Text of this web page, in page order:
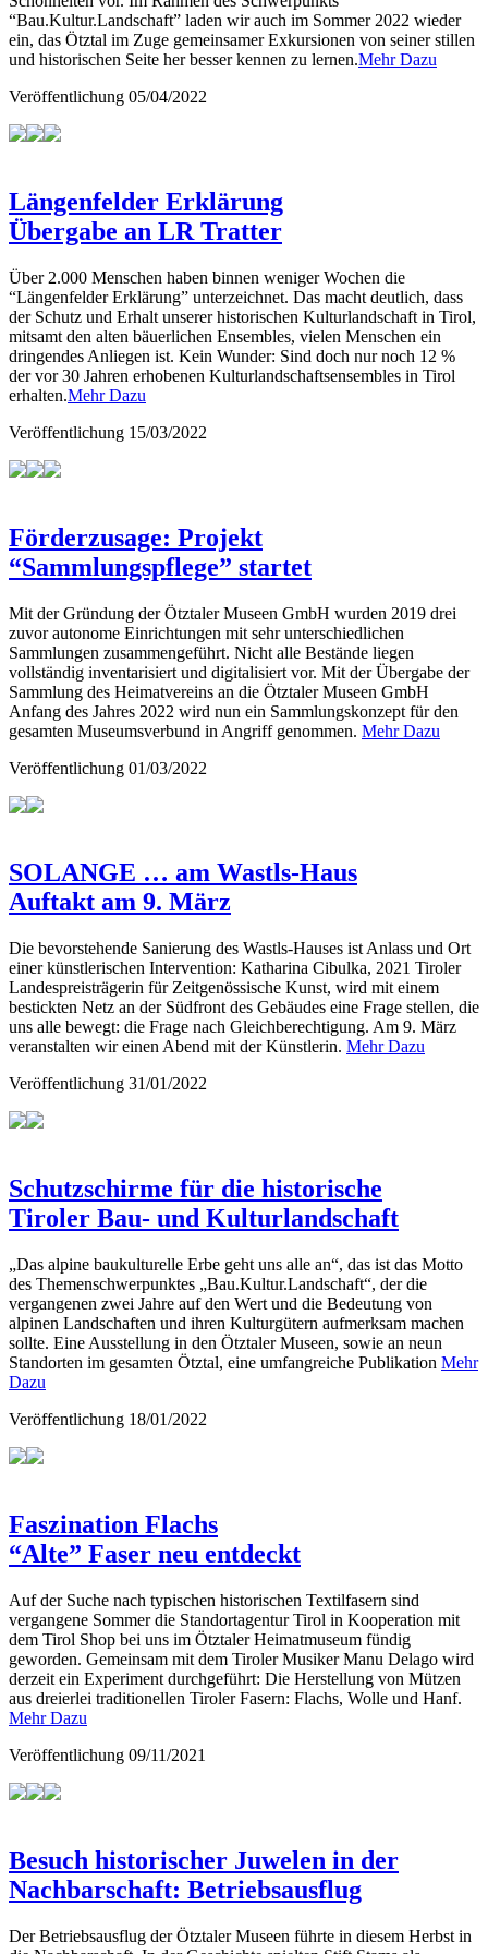
“Bau.Kultur.Landschaft” laden wir auch im Sommer 2022 wieder
ein, das Ötztal im Zuge gemeinsamer Exkursionen von seiner stillen
und historischen Seite her besser kennen zu lernen.Mehr Dazu
Veröffentlichung 05/04/2022
Längenfelder Erklärung
Übergabe an LR Tratter
Über 2.000 Menschen haben binnen weniger Wochen die
“Längenfelder Erklärung” unterzeichnet. Das macht deutlich, dass
der Schutz und Erhalt unserer historischen Kulturlandschaft in Tirol,
mitsamt den alten bäuerlichen Ensembles, vielen Menschen ein
dringendes Anliegen ist. Kein Wunder: Sind doch nur noch 12 %
der vor 30 Jahren erhobenen Kulturlandschaftsensembles in Tirol
erhalten.Mehr Dazu
Veröffentlichung 15/03/2022
Förderzusage: Projekt
“Sammlungspflege” startet
Mit der Gründung der Ötztaler Museen GmbH wurden 2019 drei
zuvor autonome Einrichtungen mit sehr unterschiedlichen
Sammlungen zusammengeführt. Nicht alle Bestände liegen
vollständig inventarisiert und digitalisiert vor. Mit der Übergabe der
Sammlung des Heimatvereins an die Ötztaler Museen GmbH
Anfang des Jahres 2022 wird nun ein Sammlungskonzept für den
gesamten Museumsverbund in Angriff genommen. Mehr Dazu
Veröffentlichung 01/03/2022
SOLANGE … am Wastls-Haus
Auftakt am 9. März
Die bevorstehende Sanierung des Wastls-Hauses ist Anlass und Ort
einer künstlerischen Intervention: Katharina Cibulka, 2021 Tiroler
Landespreisträgerin für Zeitgenössische Kunst, wird mit einem
bestickten Netz an der Südfront des Gebäudes eine Frage stellen, die
uns alle bewegt: die Frage nach Gleichberechtigung. Am 9. März
veranstalten wir einen Abend mit der Künstlerin. Mehr Dazu
Veröffentlichung 31/01/2022
Schutzschirme für die historische
Tiroler Bau- und Kulturlandschaft
„Das alpine baukulturelle Erbe geht uns alle an“, das ist das Motto
des Themenschwerpunktes „Bau.Kultur.Landschaft“, der die
vergangenen zwei Jahre auf den Wert und die Bedeutung von
alpinen Landschaften und ihren Kulturgütern aufmerksam machen
sollte. Eine Ausstellung in den Ötztaler Museen, sowie an neun
Standorten im gesamten Ötztal, eine umfangreiche Publikation Mehr
Dazu
Veröffentlichung 18/01/2022
Faszination Flachs
“Alte” Faser neu entdeckt
Auf der Suche nach typischen historischen Textilfasern sind
vergangene Sommer die Standortagentur Tirol in Kooperation mit
dem Tirol Shop bei uns im Ötztaler Heimatmuseum fündig
geworden. Gemeinsam mit dem Tiroler Musiker Manu Delago wird
derzeit ein Experiment durchgeführt: Die Herstellung von Mützen
aus dreierlei traditionellen Tiroler Fasern: Flachs, Wolle und Hanf.
Mehr Dazu
Veröffentlichung 09/11/2021
Besuch historischer Juwelen in der
Nachbarschaft: Betriebsausflug
Der Betriebsausflug der Ötztaler Museen führte in diesem Herbst in